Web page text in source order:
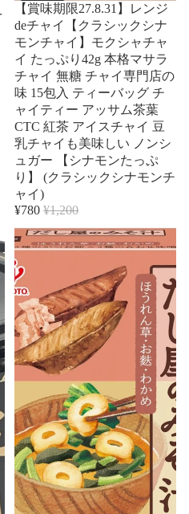
【賞味期限27.8.31】レンジ
deチャイ【クラシックシナ
モンチャイ】モクシャチャ
イ たっぷり42g 本格マサラ
チャイ 無糖 チャイ専門店の
味 15包入 ティーバッグ チ
ャイティー アッサム茶葉
CTC 紅茶 アイスチャイ 豆
乳チャイも美味しい ノンシ
ュガー 【シナモンたっぷ
り】 (クラシックシナモンチ
ャイ)
¥780 ¥1,200